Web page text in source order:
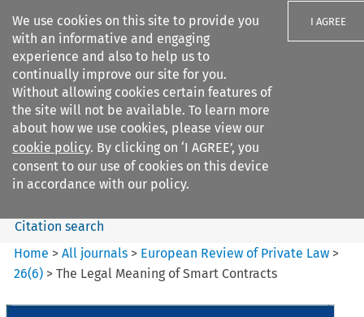
We use cookies on this site to provide you
with an informative and engaging
experience and also to help us to
continually improve our site for you.
Without allowing cookies certain features of
the site will not be available. To learn more
about how we use cookies, please view our
cookie policy. By clicking on ‘I AGREE’, you
consent to our use of cookies on this device
in accordance with our policy.
I AGREE
Search filters
European Review of Private
Law
Search content
Citation search
Home >All journals > European Review of Private Law >
26(6) >The Legal Meaning of Smart Contracts